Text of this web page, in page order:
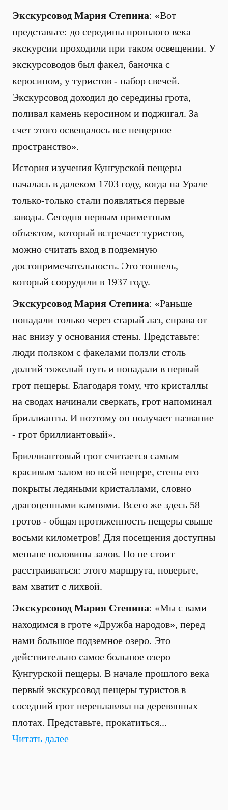
Экскурсовод Мария Степина: «Вот
представьте: до середины прошлого века
экскурсии проходили при таком освещении. У
экскурсоводов был факел, баночка с
керосином, у туристов - набор свечей.
Экскурсовод доходил до середины грота,
поливал камень керосином и поджигал. За
счет этого освещалось все пещерное
пространство».
История изучения Кунгурской пещеры
началась в далеком 1703 году, когда на Урале
только-только стали появляться первые
заводы. Сегодня первым приметным
объектом, который встречает туристов,
можно считать вход в подземную
достопримечательность. Это тоннель,
который соорудили в 1937 году.
Экскурсовод Мария Степина: «Раньше
попадали только через старый лаз, справа от
нас внизу у основания стены. Представьте:
люди ползком с факелами ползли столь
долгий тяжелый путь и попадали в первый
грот пещеры. Благодаря тому, что кристаллы
на сводах начинали сверкать, грот напоминал
бриллианты. И поэтому он получает название
- грот бриллиантовый».
Бриллиантовый грот считается самым
красивым залом во всей пещере, стены его
покрыты ледяными кристаллами, словно
драгоценными камнями. Всего же здесь 58
гротов - общая протяженность пещеры свыше
восьми километров! Для посещения доступны
меньше половины залов. Но не стоит
расстраиваться: этого маршрута, поверьте,
вам хватит с лихвой.
Экскурсовод Мария Степина: «Мы с вами
находимся в гроте «Дружба народов», перед
нами большое подземное озеро. Это
действительно самое большое озеро
Кунгурской пещеры. В начале прошлого века
первый экскурсовод пещеры туристов в
соседний грот переплавлял на деревянных
плотах. Представьте, прокатиться...
Читать далее